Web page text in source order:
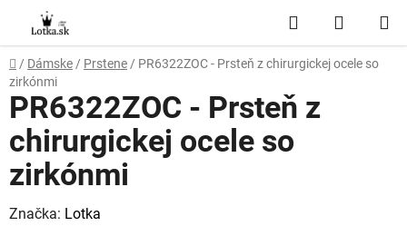
obsah
Hľadať
KOŠÍK
Domov
/ Dámske / Prstene / PR6322ZOC - Prsteň z chirurgickej ocele so
zirkónmi
PR6322ZOC - Prsteň z
chirurgickej ocele so
zirkónmi
Značka: Lotka